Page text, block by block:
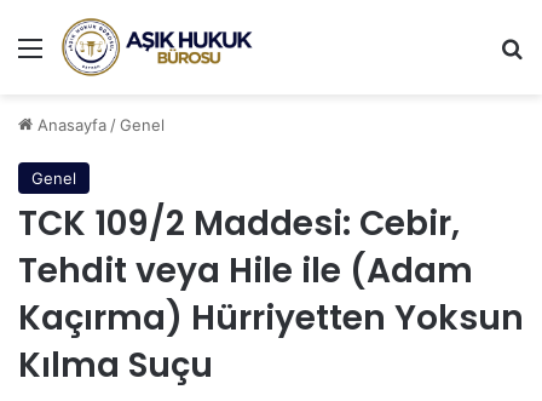
Menü
Anasayfa/Genel
Genel
TCK 109/2 Maddesi: Cebir,
Tehdit veya Hile ile (Adam
Kaçırma) Hürriyetten Yoksun
Kılma Suçu